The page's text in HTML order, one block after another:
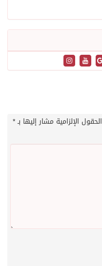
الحقول الإلزامية مشار إليها بـ*